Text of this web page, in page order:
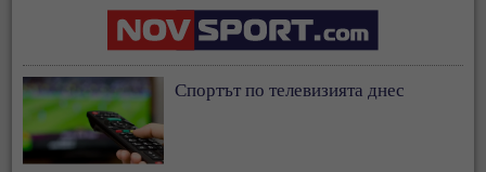
Спортът по телевизията днес